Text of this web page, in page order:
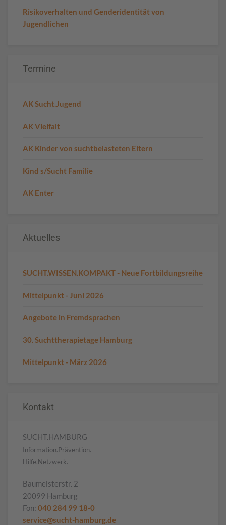
Risikoverhalten und Genderidentität von
Jugendlichen
Termine
AK Sucht.Jugend
AK Vielfalt
AK Kinder von suchtbelasteten Eltern
Kind s/Sucht Familie
AK Enter
Aktuelles
SUCHT.WISSEN.KOMPAKT - Neue Fortbildungsreihe
Mittelpunkt - Juni 2026
Angebote in Fremdsprachen
30. Suchttherapietage Hamburg
Mittelpunkt - März 2026
Kontakt
SUCHT.HAMBURG
Information.Prävention.
Hilfe.Netzwerk.
Baumeisterstr. 2
20099 Hamburg
Fon: 040 284 99 18-0
service@sucht-hamburg.de